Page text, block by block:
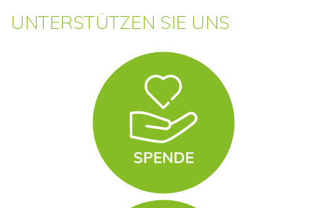
UNTERSTÜTZEN SIE UNS